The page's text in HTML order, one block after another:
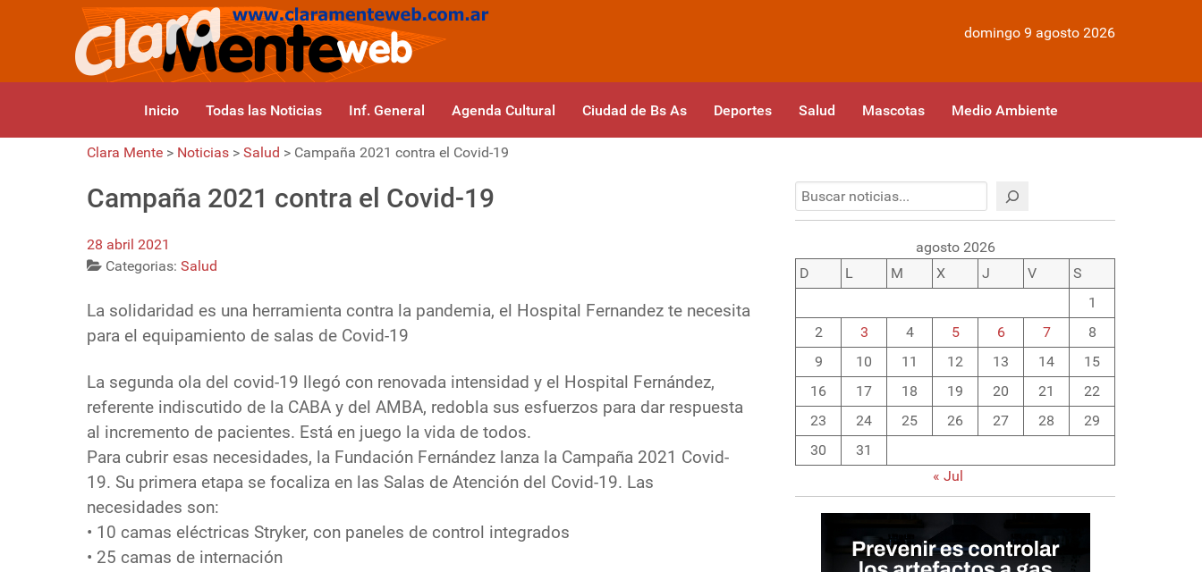
domingo 9 agosto 2026
Inicio Todas las Noticias Inf. General Agenda Cultural Ciudad de Bs As Deportes Salud Mascotas Medio Ambiente
Clara Mente > Noticias > Salud > Campaña 2021 contra el Covid-19
Campaña 2021 contra el Covid-19
28 abril 2021
Categorias: Salud
La solidaridad es una herramienta contra la pandemia, el Hospital Fernandez te necesita
para el equipamiento de salas de Covid-19
La segunda ola del covid-19 llegó con renovada intensidad y el Hospital Fernández,
referente indiscutido de la CABA y del AMBA, redobla sus esfuerzos para dar respuesta
al incremento de pacientes. Está en juego la vida de todos.
Para cubrir esas necesidades, la Fundación Fernández lanza la Campaña 2021 Covid-
19. Su primera etapa se focaliza en las Salas de Atención del Covid-19. Las
necesidades son:
• 10 camas eléctricas Stryker, con paneles de control integrados
• 25 camas de internación
agosto 2026
D
L M X J V
S
1
2
3 4 5 6 7
8
9
10 11 12 13 14
15
16
17 18 19 20 21
22
23
24 25 26 27 28
29
30
31
« Jul